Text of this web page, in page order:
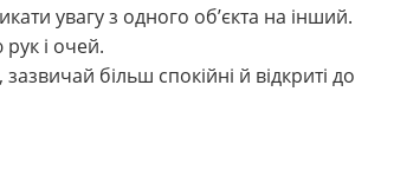
увагу з одного об’єкта на інший.
і очей.
більш спокійні й відкриті до